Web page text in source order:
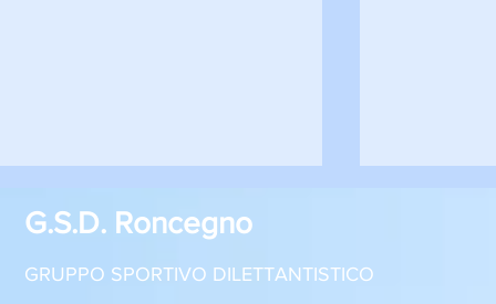
G.S.D. Roncegno
GRUPPO SPORTIVO DILETTANTISTICO